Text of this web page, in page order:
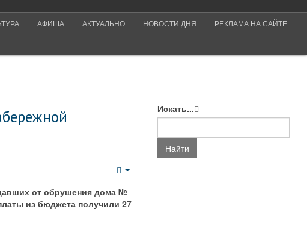
АФИША АКТУАЛЬНО НОВОСТИ ДНЯ РЕКЛАМА НА САЙТЕ
от обрушения дома №
из бюджета получили 27
Искать...
Найти